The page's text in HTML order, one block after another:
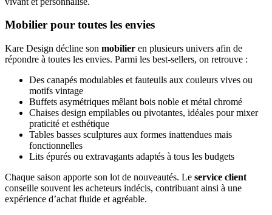
Mobilier pour toutes les envies
Kare Design décline son mobilier en plusieurs univers afin de
répondre à toutes les envies. Parmi les best-sellers, on retrouve :
Des canapés modulables et fauteuils aux couleurs vives ou
motifs vintage
Buffets asymétriques mêlant bois noble et métal chromé
Chaises design empilables ou pivotantes, idéales pour mixer
praticité et esthétique
Tables basses sculptures aux formes inattendues mais
fonctionnelles
Lits épurés ou extravagants adaptés à tous les budgets
Chaque saison apporte son lot de nouveautés. Le service client
conseille souvent les acheteurs indécis, contribuant ainsi à une
expérience d’achat fluide et agréable.